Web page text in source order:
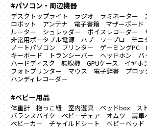
#パソコン・周辺機器
デスクトップライト ラジオ ラミネーター
ロボット
アンテナ 電子書籍 マザーボード
ルーター
シュレッダー ボイスレコーダー
非常用ポータブル電源
ハブ ワープロ
モニ
ノートパソコン
プリンター ゲーミングPC
キーボード
トランシーバー ヘッドホン
バ
ハードディスク
無線機 GPUケース
イヤホ
フォトプリンター
マウス 電子辞書 プロッ
ハンディレコーダー
#ベビー用品
体重計 抱っこ紐 室内遊具 ベッドbox
ス
バランスバイク
ベビーチェア オムツ
肩車
ベビーカー
チャイルドシート ベビーベッド